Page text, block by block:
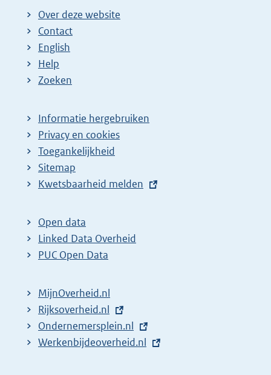
Over deze website
Contact
English
Help
Zoeken
Informatie hergebruiken
Privacy en cookies
Toegankelijkheid
Sitemap
E
t
e
r
l
i
n
k
Kwetsbaarheid melden
Open data
Linked Data Overheid
PUC Open Data
MijnOverheid.nl
E
x
t
Rijksoverheid.nl
e
x
E
x
Ondernemersplein.nl
e
E
Werkenbijdeoverheid.nl